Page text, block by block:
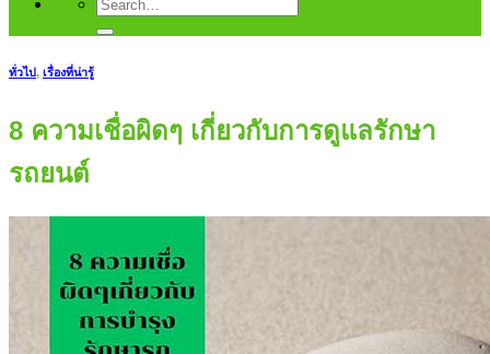
ทั่วไป, เรื่องที่น่ารู้
8 ความเชื่อผิดๆ เกี่ยวกับการดูแลรักษา
รถยนต์